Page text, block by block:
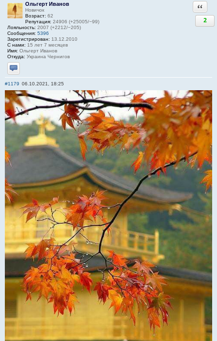
Ольгерт Иванов
Новичок
Возраст: 62
Репутация: 24906 (+25005/−99)
Лояльность: 2007 (+2212/−205)
Сообщения: 5396
Зарегистрирован: 13.12.2010
С нами: 15 лет 7 месяцев
Имя: Ольгерт Иванов
Откуда: Украина Чернигов
Отправить личное сообщение
2
#1179 06.10.2021, 18:25